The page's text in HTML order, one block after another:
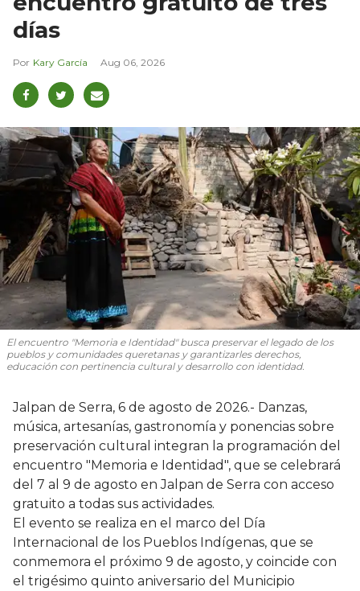
días
Kary García Aug 06, 2026
El encuentro "Memoria e Identidad" busca preservar el legado de los
pueblos y comunidades queretanas y garantizarles derechos,
educación con pertinencia cultural y desarrollo con identidad.
Jalpan de Serra, 6 de agosto de 2026.- Danzas,
música, artesanías, gastronomía y ponencias sobre
preservación cultural integran la programación del
encuentro "Memoria e Identidad", que se celebrará
del 7 al 9 de agosto en Jalpan de Serra con acceso
gratuito a todas sus actividades.
El evento se realiza en el marco del Día
Internacional de los Pueblos Indígenas, que se
conmemora el próximo 9 de agosto, y coincide con
el trigésimo quinto aniversario del Municipio